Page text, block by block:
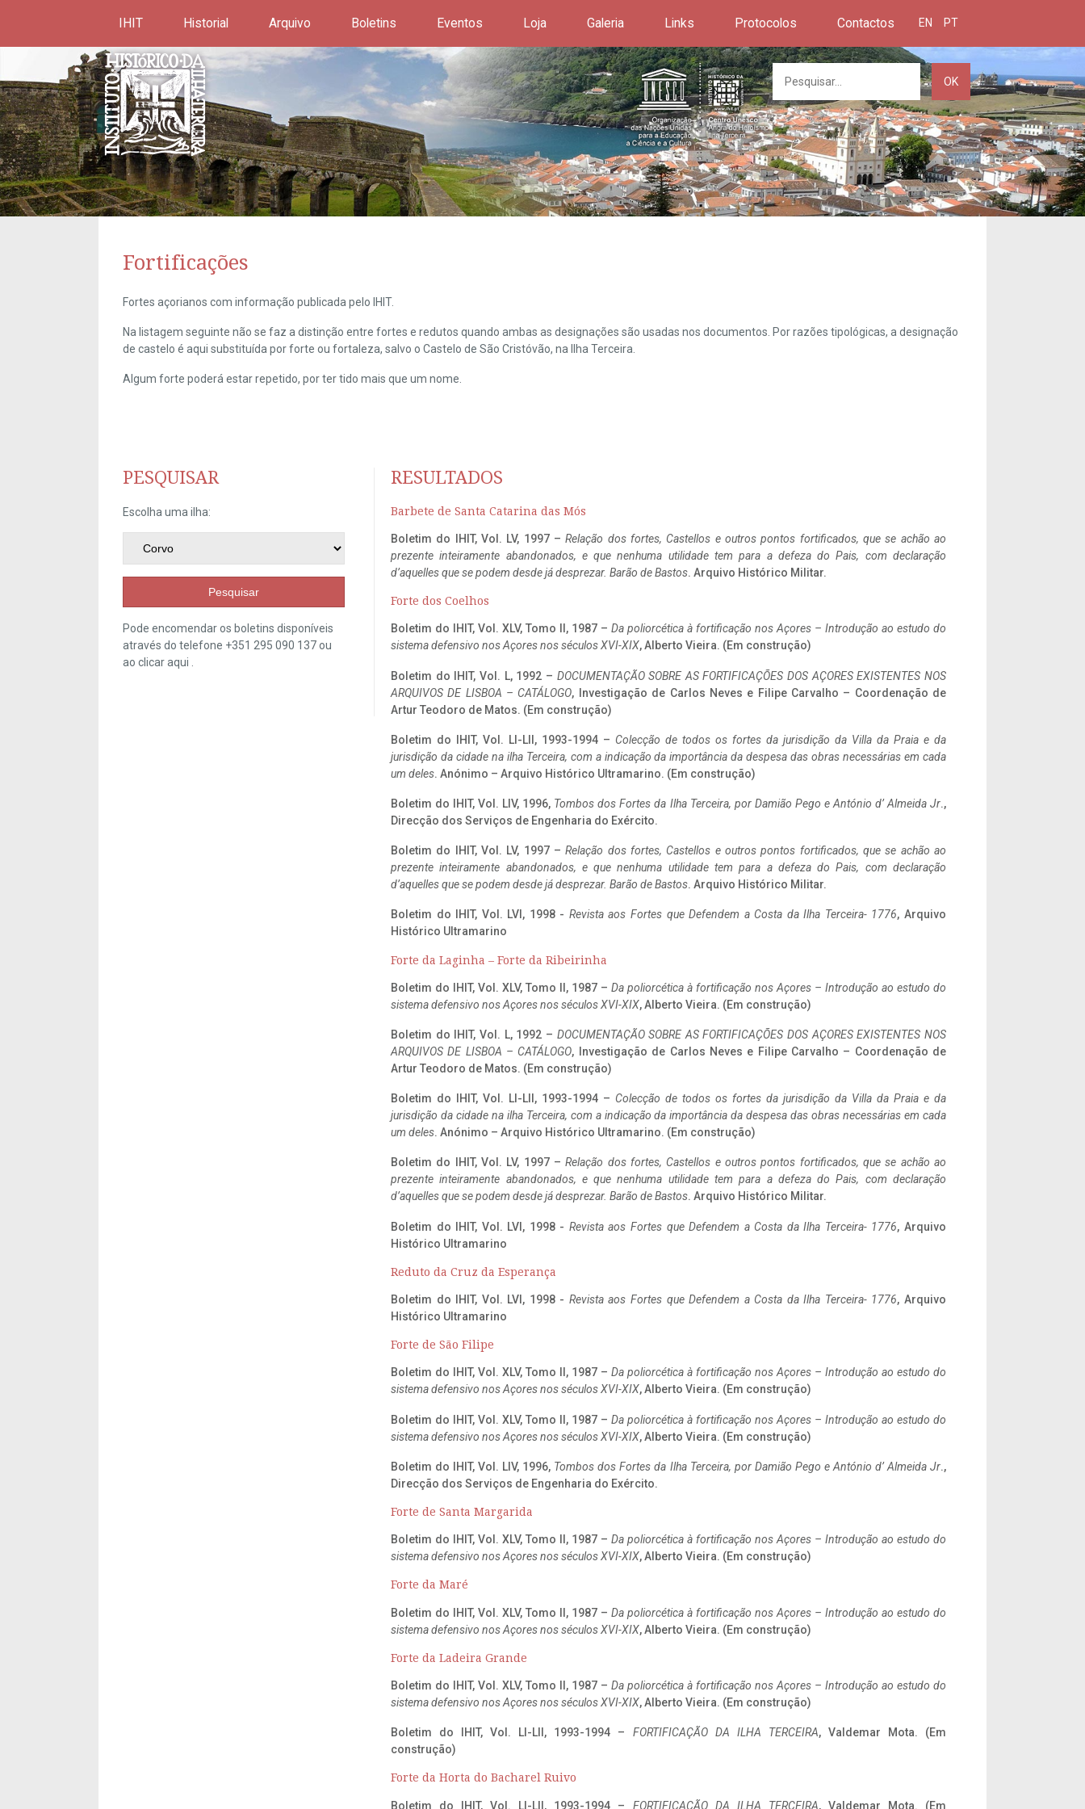
IHIT Historial Arquivo Boletins Eventos Loja Galeria Links Protocolos Contactos EN PT
OK
Fortificações
Fortes açorianos com informação publicada pelo IHIT.
Na listagem seguinte não se faz a distinção entre fortes e redutos quando ambas as designações são usadas nos documentos. Por razões tipológicas, a designação
de castelo é aqui substituída por forte ou fortaleza, salvo o Castelo de São Cristóvão, na Ilha Terceira.
Algum forte poderá estar repetido, por ter tido mais que um nome.
PESQUISAR
Escolha uma ilha:
Pesquisar
Pode encomendar os boletins disponíveis
através do telefone +351 295 090 137 ou
ao clicaraqui
RESULTADOS
Barbete de Santa Catarina das Mós
Boletim do IHIT, Vol. LV, 1997 –Relação dos fortes, Castellos e outros pontos fortificados, que se achão ao
prezente inteiramente abandonados, e que nenhuma utilidade tem para a defeza do Pais, com declaração
d’aquelles que se podem desde já desprezar. Barão de Bastos. Arquivo Histórico Militar.
Forte dos Coelhos
Boletim do IHIT, Vol. XLV, Tomo II, 1987 – Da poliorcética à fortificação nos Açores – Introdução ao estudo do
sistema defensivo nos Açores nos séculos XVI-XIX, Alberto Vieira. (Em construção)
Boletim do IHIT, Vol. L, 1992 – DOCUMENTAÇÃO SOBRE AS FORTIFICAÇÕES DOS AÇORES EXISTENTES NOS
ARQUIVOS DE LISBOA – CATÁLOGO, Investigação de Carlos Neves e Filipe Carvalho – Coordenação de
Artur Teodoro de Matos. (Em construção)
Boletim do IHIT, Vol. LI-LII, 1993-1994 – Colecção de todos os fortes da jurisdição da Villa da Praia e da
jurisdição da cidade na ilha Terceira, com a indicação da importância da despesa das obras necessárias em cada
um deles. Anónimo – Arquivo Histórico Ultramarino. (Em construção)
Boletim do IHIT, Vol. LIV, 1996, Tombos dos Fortes da Ilha Terceira, por Damião Pego e António d’ Almeida Jr.,
Direcção dos Serviços de Engenharia do Exército.
Boletim do IHIT, Vol. LV, 1997 –Relação dos fortes, Castellos e outros pontos fortificados, que se achão ao
prezente inteiramente abandonados, e que nenhuma utilidade tem para a defeza do Pais, com declaração
d’aquelles que se podem desde já desprezar. Barão de Bastos. Arquivo Histórico Militar.
Boletim do IHIT, Vol. LVI, 1998 - Revista aos Fortes que Defendem a Costa da Ilha Terceira- 1776, Arquivo
Histórico Ultramarino
Forte da Laginha – Forte da Ribeirinha
Boletim do IHIT, Vol. XLV, Tomo II, 1987 – Da poliorcética à fortificação nos Açores – Introdução ao estudo do
sistema defensivo nos Açores nos séculos XVI-XIX, Alberto Vieira. (Em construção)
Boletim do IHIT, Vol. L, 1992 – DOCUMENTAÇÃO SOBRE AS FORTIFICAÇÕES DOS AÇORES EXISTENTES NOS
ARQUIVOS DE LISBOA – CATÁLOGO, Investigação de Carlos Neves e Filipe Carvalho – Coordenação de
Artur Teodoro de Matos. (Em construção)
Boletim do IHIT, Vol. LI-LII, 1993-1994 – Colecção de todos os fortes da jurisdição da Villa da Praia e da
jurisdição da cidade na ilha Terceira, com a indicação da importância da despesa das obras necessárias em cada
um deles. Anónimo – Arquivo Histórico Ultramarino. (Em construção)
Boletim do IHIT, Vol. LV, 1997 –Relação dos fortes, Castellos e outros pontos fortificados, que se achão ao
prezente inteiramente abandonados, e que nenhuma utilidade tem para a defeza do Pais, com declaração
d’aquelles que se podem desde já desprezar. Barão de Bastos. Arquivo Histórico Militar.
Boletim do IHIT, Vol. LVI, 1998 - Revista aos Fortes que Defendem a Costa da Ilha Terceira- 1776, Arquivo
Histórico Ultramarino
Reduto da Cruz da Esperança
Boletim do IHIT, Vol. LVI, 1998 - Revista aos Fortes que Defendem a Costa da Ilha Terceira- 1776, Arquivo
Histórico Ultramarino
Forte de São Filipe
Boletim do IHIT, Vol. XLV, Tomo II, 1987 – Da poliorcética à fortificação nos Açores – Introdução ao estudo do
sistema defensivo nos Açores nos séculos XVI-XIX, Alberto Vieira. (Em construção)
Boletim do IHIT, Vol. XLV, Tomo II, 1987 – Da poliorcética à fortificação nos Açores – Introdução ao estudo do
sistema defensivo nos Açores nos séculos XVI-XIX, Alberto Vieira. (Em construção)
Boletim do IHIT, Vol. LIV, 1996, Tombos dos Fortes da Ilha Terceira, por Damião Pego e António d’ Almeida Jr.,
Direcção dos Serviços de Engenharia do Exército.
Forte de Santa Margarida
Boletim do IHIT, Vol. XLV, Tomo II, 1987 – Da poliorcética à fortificação nos Açores – Introdução ao estudo do
sistema defensivo nos Açores nos séculos XVI-XIX, Alberto Vieira. (Em construção)
Forte da Maré
Boletim do IHIT, Vol. XLV, Tomo II, 1987 – Da poliorcética à fortificação nos Açores – Introdução ao estudo do
sistema defensivo nos Açores nos séculos XVI-XIX, Alberto Vieira. (Em construção)
Forte da Ladeira Grande
Boletim do IHIT, Vol. XLV, Tomo II, 1987 – Da poliorcética à fortificação nos Açores – Introdução ao estudo do
sistema defensivo nos Açores nos séculos XVI-XIX, Alberto Vieira. (Em construção)
Boletim do IHIT, Vol. LI-LII, 1993-1994 – FORTIFICAÇÃO DA ILHA TERCEIRA, Valdemar Mota. (Em
construção)
Forte da Horta do Bacharel Ruivo
Boletim do IHIT, Vol. LI-LII, 1993-1994 – FORTIFICAÇÃO DA ILHA TERCEIRA, Valdemar Mota. (Em